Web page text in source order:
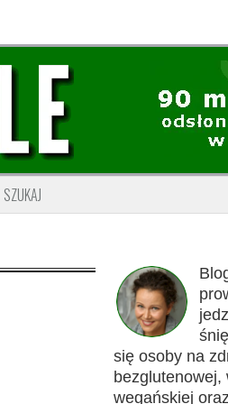
SZUKAJ
się osoby na
bezglutenowej,
wegańskiej